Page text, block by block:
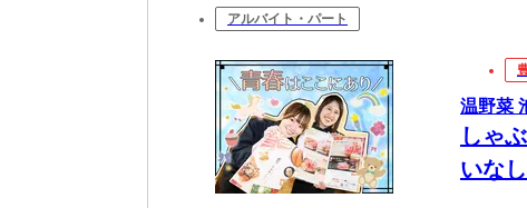
アルバイト・パート
温野菜
しゃ
いな